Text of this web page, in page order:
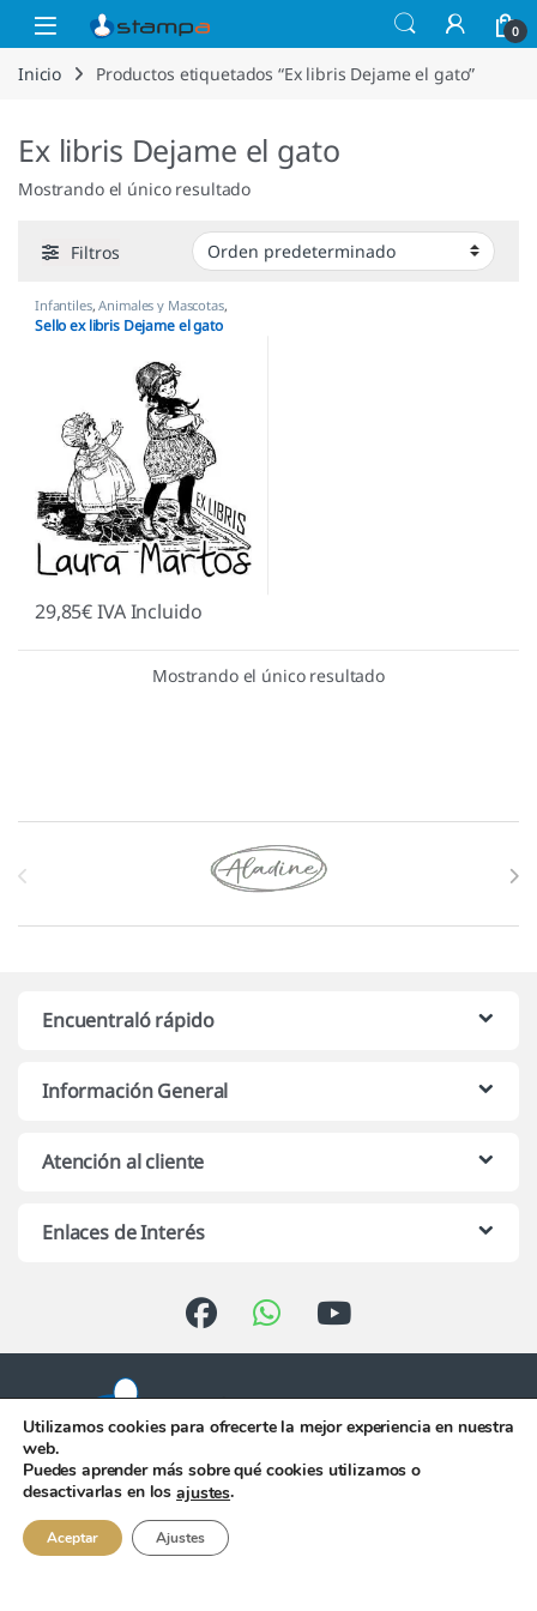
Saltar a la navegación
Saltar al contenido
Open 0
Inicio Productos etiquetados “Ex libris Dejame el gato”
Ex libris Dejame el gato
Mostrando el único resultado
Filtros
Infantiles,Animales y Mascotas,
Personajes y Figuras, Sellos Ex
Libris
Sello ex libris Dejame el gato
29,85€IVA Incluido
Mostrando el único resultado
Marcas De Carrusel
Encuentraló rápido
Información General
Atención al cliente
Enlaces de Interés
Atención telefónica de 10:00 h.
956 344 058
Utilizamos cookies para ofrecerte la mejor experiencia en nuestra
web.
Puedes aprender más sobre qué cookies utilizamos o
desactivarlas en losajustes.
Aceptar Ajustes